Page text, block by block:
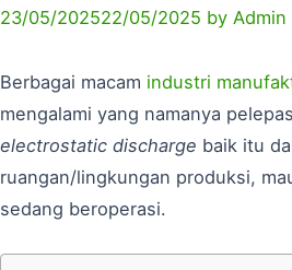
23/05/202522/05/2025 by Admin
Berbagai macam industri
mengalami yang namanya
electrostatic discharge baik itu
ruangan/lingkungan produksi,
sedang beroperasi.